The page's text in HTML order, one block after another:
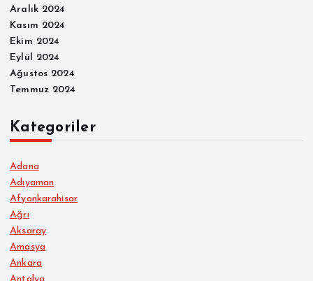
Aralık 2024
Kasım 2024
Ekim 2024
Eylül 2024
Ağustos 2024
Temmuz 2024
Kategoriler
Adana
Adıyaman
Afyonkarahisar
Ağrı
Aksaray
Amasya
Ankara